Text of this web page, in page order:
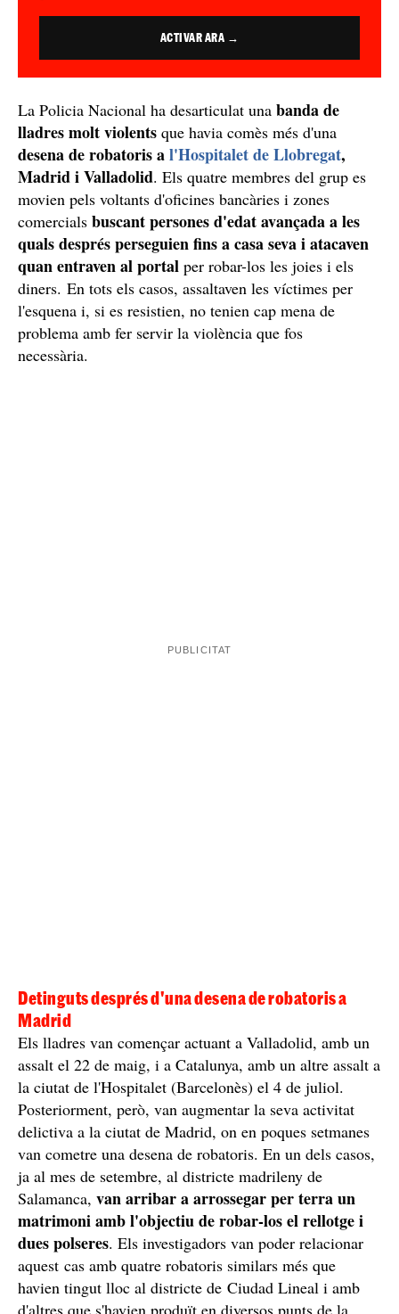
ACTIVAR ARA →
La Policia Nacional ha desarticulat una banda de
lladres molt violents que havia comès més d'una
desena de robatoris al'Hospitalet de Llobregat,
Madrid i Valladolid. Els quatre membres del grup es
movien pels voltants d'oficines bancàries i zones
comercials buscant persones d'edat avançada a les
quals després perseguien fins a casa seva i atacaven
quan entraven al portal per robar-los les joies i els
diners. En tots els casos, assaltaven les víctimes per
l'esquena i, si es resistien, no tenien cap mena de
problema amb fer servir la violència que fos
necessària.
Detinguts després d'una desena de robatoris a
Madrid
Els lladres van començar actuant a Valladolid, amb un
assalt el 22 de maig, i a Catalunya, amb un altre assalt a
la ciutat de l'Hospitalet (Barcelonès) el 4 de juliol.
Posteriorment, però, van augmentar la seva activitat
delictiva a la ciutat de Madrid, on en poques setmanes
van cometre una desena de robatoris. En un dels casos,
ja al mes de setembre, al districte madrileny de
Salamanca, van arribar a arrossegar per terra un
matrimoni amb l'objectiu de robar-los el rellotge i
dues polseres. Els investigadors van poder relacionar
aquest cas amb quatre robatoris similars més que
havien tingut lloc al districte de Ciudad Lineal i amb
d'altres que s'havien produït en diversos punts de la